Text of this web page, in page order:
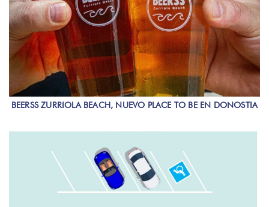
BEERSS ZURRIOLA BEACH, NUEVO PLACE TO BE EN DONOSTIA